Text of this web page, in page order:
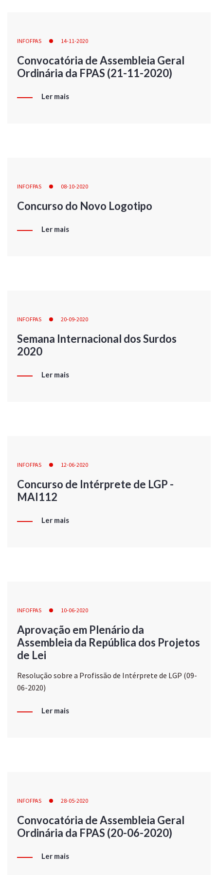
INFOFPAS 14-11-2020
Convocatória de Assembleia Geral
Ordinária da FPAS (21-11-2020)
Ler mais
INFOFPAS 08-10-2020
Concurso do Novo Logotipo
Ler mais
INFOFPAS 20-09-2020
Semana Internacional dos Surdos
2020
Ler mais
INFOFPAS 12-06-2020
Concurso de Intérprete de LGP -
MAI112
Ler mais
INFOFPAS 10-06-2020
Aprovação em Plenário da
Assembleia da República dos Projetos
de Lei
Resolução sobre a Profissão de Intérprete de LGP (09-
06-2020)
Ler mais
INFOFPAS 28-05-2020
Convocatória de Assembleia Geral
Ordinária da FPAS (20-06-2020)
Ler mais